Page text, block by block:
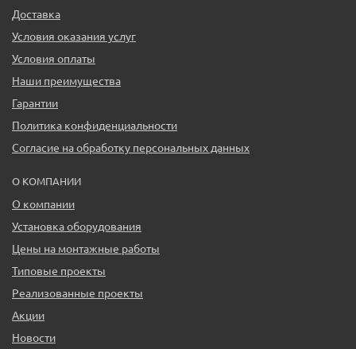
Доставка
Условия оказания услуг
Условия оплаты
Наши преимущества
Гарантии
Политика конфиденциальности
Согласие на обработку персональных данных
О КОМПАНИИ
О компании
Установка оборудования
Цены на монтажные работы
Типовые проекты
Реализованные проекты
Акции
Новости